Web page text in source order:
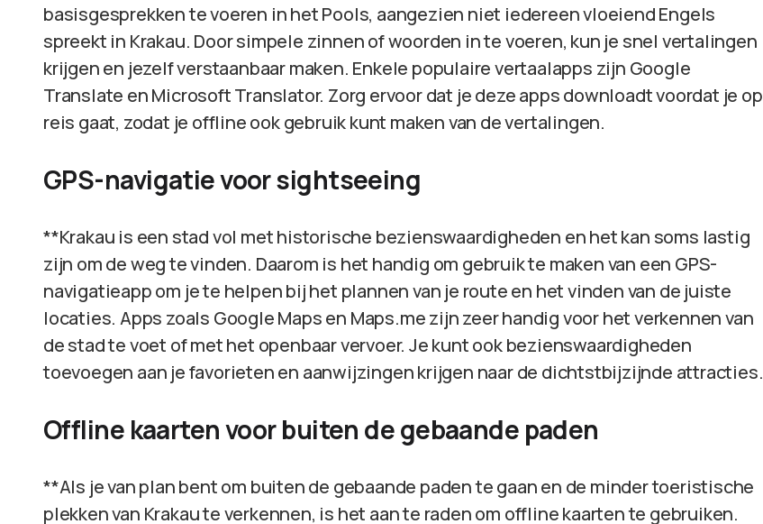
basisgesprekken te voeren in het Pools, aangezien niet iedereen vloeiend Engels
spreekt in Krakau. Door simpele zinnen of woorden in te voeren, kun je snel vertalingen
krijgen en jezelf verstaanbaar maken. Enkele populaire vertaalapps zijn Google
Translate en Microsoft Translator. Zorg ervoor dat je deze apps downloadt voordat je op
reis gaat, zodat je offline ook gebruik kunt maken van de vertalingen.
GPS-navigatie voor sightseeing
**Krakau is een stad vol met historische bezienswaardigheden en het kan soms lastig
zijn om de weg te vinden. Daarom is het handig om gebruik te maken van een GPS-
navigatieapp om je te helpen bij het plannen van je route en het vinden van de juiste
locaties. Apps zoals Google Maps en Maps.me zijn zeer handig voor het verkennen van
de stad te voet of met het openbaar vervoer. Je kunt ook bezienswaardigheden
toevoegen aan je favorieten en aanwijzingen krijgen naar de dichtstbijzijnde attracties.
Offline kaarten voor buiten de gebaande paden
**Als je van plan bent om buiten de gebaande paden te gaan en de minder toeristische
plekken van Krakau te verkennen, is het aan te raden om offline kaarten te gebruiken.